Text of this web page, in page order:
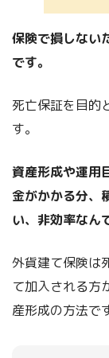
保険で損しない
です。
死亡保証を目的
す。
資産形成や運用
金がかかる分、
い、非効率なん
外貨建て保険は
て加入される方
産形成の方法で